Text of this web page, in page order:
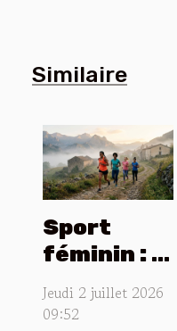
Similaire
Sport
féminin : le
territoires
Jeudi 2 juillet 2026
09:52